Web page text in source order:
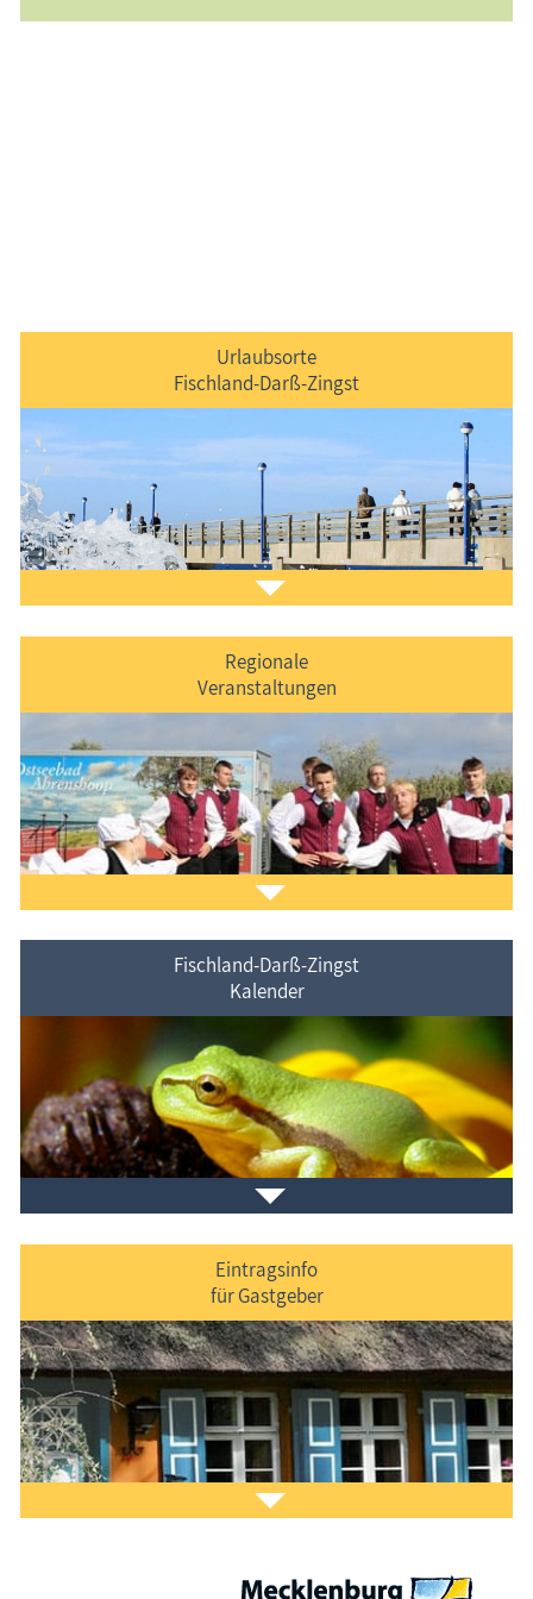
Urlaubsorte
Fischland-Darß-Zingst
DerFerienorte auf Fischland-Darß-Zingst
vorgestellt.
Regionale
Veranstaltungen
Veranstaltungenim Ferienort und in der Umgebung.
Fischland-Darß-Zingst
Kalender
Laden Sie sich ein Stück Urlaub mit demFischland-
Darß-Zingst-Kalenderauf den Bildschirm.
Eintragsinfo
für Gastgeber